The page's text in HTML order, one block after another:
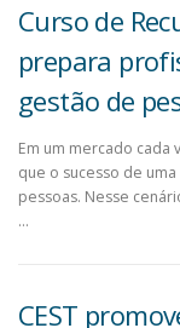
Curso de
prepara
gestão de
Em um mercado cada
que o sucesso de
pessoas. Nesse
…
CEST